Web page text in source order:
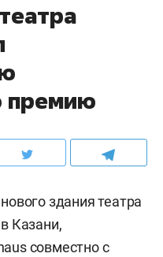
премию
здания театра
Казани,
совместно с